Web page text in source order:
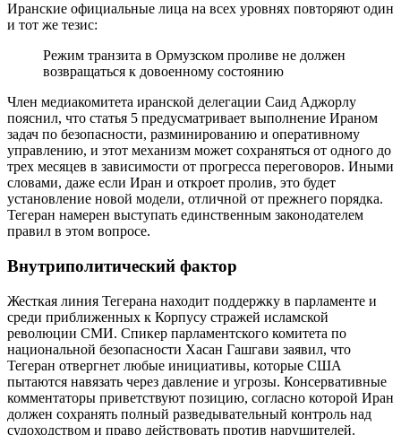
Иранские официальные лица на всех уровнях повторяют один
и тот же тезис:
Режим транзита в Ормузском проливе не должен
возвращаться к довоенному состоянию
Член медиакомитета иранской делегации Саид Аджорлу
пояснил, что статья 5 предусматривает выполнение Ираном
задач по безопасности, разминированию и оперативному
управлению, и этот механизм может сохраняться от одного до
трех месяцев в зависимости от прогресса переговоров. Иными
словами, даже если Иран и откроет пролив, это будет
установление новой модели, отличной от прежнего порядка.
Тегеран намерен выступать единственным законодателем
правил в этом вопросе.
Внутриполитический фактор
Жесткая линия Тегерана находит поддержку в парламенте и
среди приближенных к Корпусу стражей исламской
революции СМИ. Спикер парламентского комитета по
национальной безопасности Хасан Гашгави заявил, что
Тегеран отвергнет любые инициативы, которые США
пытаются навязать через давление и угрозы. Консервативные
комментаторы приветствуют позицию, согласно которой Иран
должен сохранять полный разведывательный контроль над
судоходством и право действовать против нарушителей.